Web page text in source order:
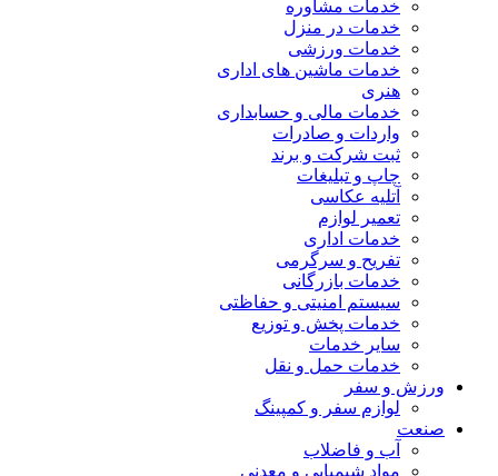
خدمات مشاوره
خدمات در منزل
خدمات ورزشی
خدمات ماشین های اداری
هنری
خدمات مالی و حسابداری
واردات و صادرات
ثبت شرکت و برند
چاپ و تبلیغات
آتلیه عکاسی
تعمیر لوازم
خدمات اداری
تفریح و سرگرمی
خدمات بازرگانی
سیستم امنیتی و حفاظتی
خدمات پخش و توزیع
سایر خدمات
خدمات حمل و نقل
ورزش و سفر
لوازم سفر و کمپینگ
صنعت
آب و فاضلاب
مواد شیمیایی و معدنی